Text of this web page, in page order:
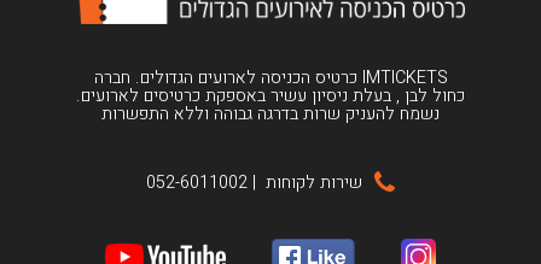
IMTICKETS כרטיס הכניסה לארועים הגדולים. חברה
כחול לבן , בעלת ניסיון עשיר באספקת כרטיסים לארועים.
נשמח להעניק שרות בדרגה גבוהה וללא התפשרות
שירות לקוחות |
052-6011002